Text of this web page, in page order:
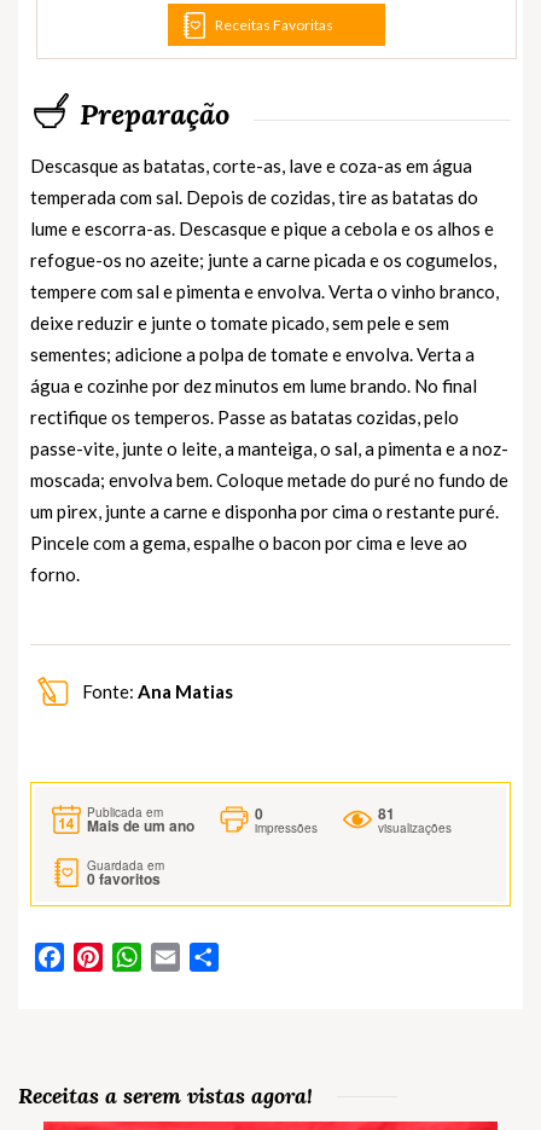
Receitas Favoritas
Preparação
Descasque as batatas, corte-as, lave e coza-as em água
temperada com sal. Depois de cozidas, tire as batatas do
lume e escorra-as. Descasque e pique a cebola e os alhos e
refogue-os no azeite; junte a carne picada e os cogumelos,
tempere com sal e pimenta e envolva. Verta o vinho branco,
deixe reduzir e junte o tomate picado, sem pele e sem
sementes; adicione a polpa de tomate e envolva. Verta a
água e cozinhe por dez minutos em lume brando. No final
rectifique os temperos. Passe as batatas cozidas, pelo
passe-vite, junte o leite, a manteiga, o sal, a pimenta e a noz-
moscada; envolva bem. Coloque metade do puré no fundo de
um pirex, junte a carne e disponha por cima o restante puré.
Pincele com a gema, espalhe o bacon por cima e leve ao
forno.
Fonte: Ana Matias
Publicada em
Mais de um ano
0
impressões
81
visualizações
Guardada em
0favoritos
FacebookPinterestWhatsApp
Email
Receitas a serem vistas agora!